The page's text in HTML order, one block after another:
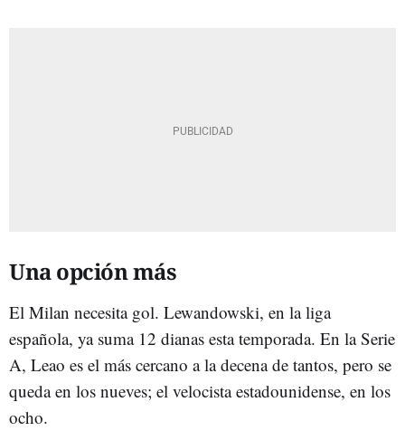
Una opción más
El Milan necesita gol. Lewandowski, en la liga
española, ya suma 12 dianas esta temporada. En la Serie
A, Leao es el más cercano a la decena de tantos, pero se
queda en los nueves; el velocista estadounidense, en los
ocho.